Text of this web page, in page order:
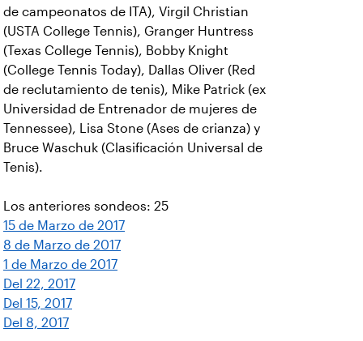
de campeonatos de ITA), Virgil Christian
(USTA College Tennis), Granger Huntress
(Texas College Tennis), Bobby Knight
(College Tennis Today), Dallas Oliver (Red
de reclutamiento de tenis), Mike Patrick (ex
Universidad de Entrenador de mujeres de
Tennessee), Lisa Stone (Ases de crianza) y
Bruce Waschuk (Clasificación Universal de
Tenis).
Los anteriores sondeos: 25
15 de Marzo de 2017
8 de Marzo de 2017
1 de Marzo de 2017
Del 22, 2017
Del 15, 2017
Del 8, 2017